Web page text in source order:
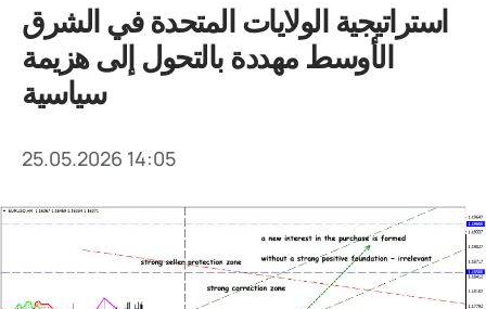
استراتيجية الولايات المتحدة في الشرق
الأوسط مهددة بالتحول إلى هزيمة
سياسية
25.05.2026 14:05